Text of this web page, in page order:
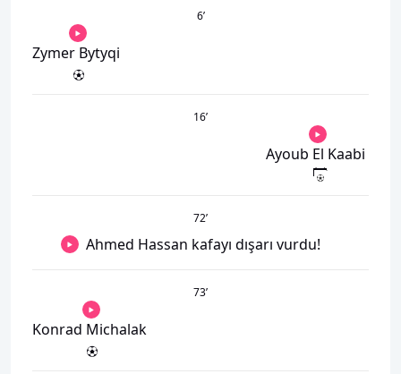
6’
Zymer Bytyqi
16’
Ayoub El Kaabi
72’
Ahmed Hassan kafayı dışarı vurdu!
73’
Konrad Michalak